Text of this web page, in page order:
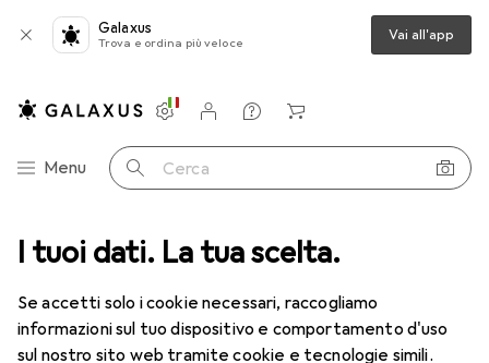
I tuoi dati. La tua scelta.
Se accetti solo i cookie necessari, raccogliamo
informazioni sul tuo dispositivo e comportamento d'uso
sul nostro sito web tramite cookie e tecnologie simili.
Galaxus
Trova e ordina più veloce Vai all'app
Categoria Navigazione
Menu Cerca
Impostazioni
Conto cliente
Liste di confronto
Liste dei desideri
Carrello
Sicurezza Sicurezza degli edifici Controllo degli accessi
Fuori tutto: Controllo degli
accessi